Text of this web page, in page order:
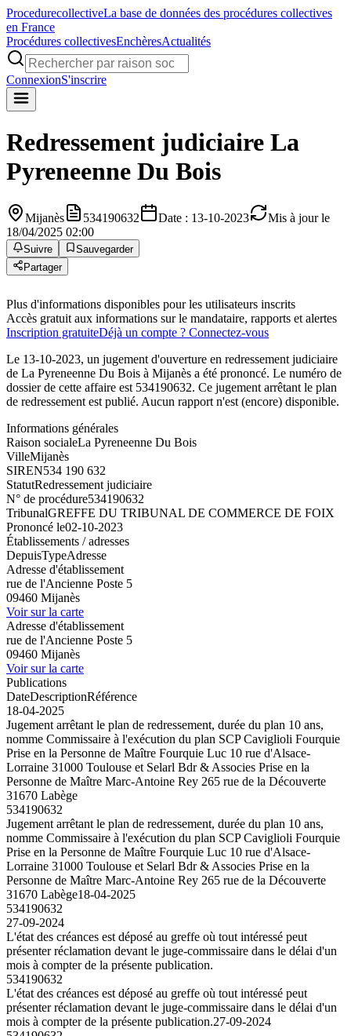
ProcedurecollectiveLa base de données des procédures collectives
en France
Procédures collectivesEnchèresActualités
ConnexionS'inscrire
Redressement judiciaire La
Pyreneenne Du Bois
Mijanès 534190632 Date : 13-10-2023
Mis à jour le
18/04/2025 02:00
Suivre
Sauvegarder
Partager
Plus d'informations disponibles pour les utilisateurs inscrits
Accès gratuit aux informations sur le mandataire, rapports et alertes
Inscription gratuiteDéjà un compte ? Connectez-vous
Le 13-10-2023, un jugement d'ouverture en redressement judiciaire
de La Pyreneenne Du Bois à Mijanès a été prononcé. Le numéro de
dossier de cette affaire est 534190632. Ce jugement arrêtant le plan
de redressement est publié. Aucun rapport n'est (encore) disponible.
Informations générales
Raison socialeLa Pyreneenne Du Bois
VilleMijanès
SIREN534 190 632
StatutRedressement judiciaire
N° de procédure534190632
TribunalGREFFE DU TRIBUNAL DE COMMERCE DE FOIX
Prononcé le02-10-2023
Établissements / adresses
DepuisTypeAdresse
Adresse d'établissement
rue de l'Ancienne Poste 5
09460 Mijanès
Voir sur la carte
Adresse d'établissement
rue de l'Ancienne Poste 5
09460 Mijanès
Voir sur la carte
Publications
DateDescriptionRéférence
18-04-2025
Jugement arrêtant le plan de redressement, durée du plan 10 ans,
nomme Commissaire à l'exécution du plan SCP Caviglioli Fourquie
Prise en la Personne de Maître Fourquie Luc 10 rue d'Alsace-
Lorraine 31000 Toulouse et Selarl Bdr & Associes Prise en la
Personne de Maître Marc-Antoine Rey 265 rue de la Découverte
31670 Labège
534190632
Jugement arrêtant le plan de redressement, durée du plan 10 ans,
nomme Commissaire à l'exécution du plan SCP Caviglioli Fourquie
Prise en la Personne de Maître Fourquie Luc 10 rue d'Alsace-
Lorraine 31000 Toulouse et Selarl Bdr & Associes Prise en la
Personne de Maître Marc-Antoine Rey 265 rue de la Découverte
31670 Labège18-04-2025
534190632
27-09-2024
L'état des créances est déposé au greffe où tout intéressé peut
présenter réclamation devant le juge-commissaire dans le délai d'un
mois à compter de la présente publication.
534190632
L'état des créances est déposé au greffe où tout intéressé peut
présenter réclamation devant le juge-commissaire dans le délai d'un
mois à compter de la présente publication.27-09-2024